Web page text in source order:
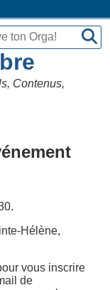
Contenus,
Hélène,
vous inscrire
de